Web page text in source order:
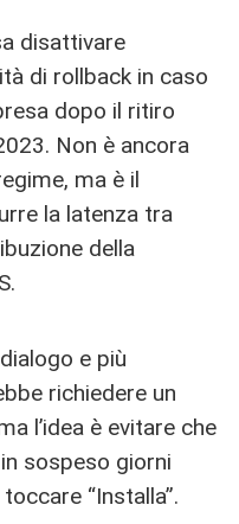
disattivare
di rollback in caso
dopo il ritiro
Non è ancora
ma è il
la latenza tra
della
e più
richiedere un
l’idea è evitare che
sospeso giorni
“Installa”.